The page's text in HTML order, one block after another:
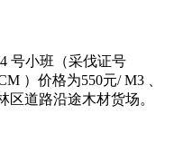
号小班（采伐证号
）价格为550元/ M3 、
道路沿途木材货场。